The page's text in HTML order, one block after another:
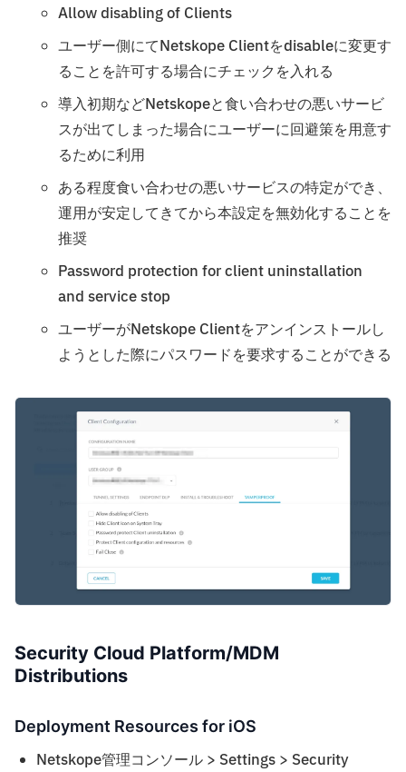
Allow disabling of Clients
ユーザー側にてNetskope Clientをdisableに変更す
ることを許可する場合にチェックを入れる
導入初期などNetskopeと食い合わせの悪いサービ
スが出てしまった場合にユーザーに回避策を用意す
るために利用
ある程度食い合わせの悪いサービスの特定ができ、
運用が安定してきてから本設定を無効化することを
推奨
Password protection for client uninstallation
and service stop
ユーザーがNetskope Clientをアンインストールし
ようとした際にパスワードを要求することができる
Security Cloud Platform/MDM
Distributions
Deployment Resources for iOS
Netskope管理コンソール > Settings > Security